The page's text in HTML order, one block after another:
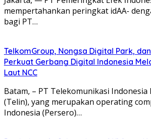
mempertahankan peringkat idAA-
bagi PT…
TelkomGroup, Nongsa Digital Park,
Perkuat Gerbang Digital Indonesia
Laut NCC
Batam, – PT Telekomunikasi
(Telin), yang merupakan operating
Indonesia (Persero)…